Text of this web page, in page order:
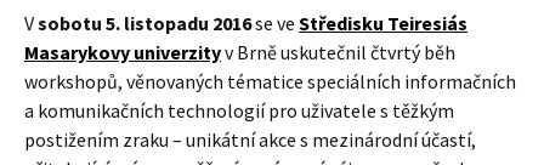
Vsobotu 5. listopadu 2016se ve Středisku Teiresiás
Masarykovy univerzityv Brně uskutečnil čtvrtý běh
workshopů, věnovaných tématice speciálních informačních
a komunikačních technologií pro uživatele s těžkým
postižením zraku – unikátní akce s mezinárodní účastí,